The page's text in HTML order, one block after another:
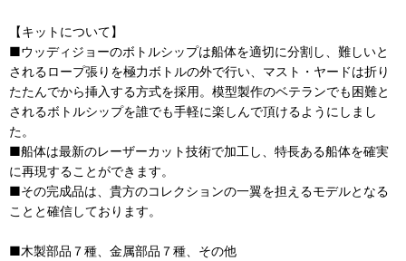
【キットについて】
■ウッディジョーのボトルシップは船体を適切に分割し、難しいと
されるロープ張りを極力ボトルの外で行い、マスト・ヤードは折り
たたんでから挿入する方式を採用。模型製作のベテランでも困難と
されるボトルシップを誰でも手軽に楽しんで頂けるようにしまし
た。
■船体は最新のレーザーカット技術で加工し、特長ある船体を確実
に再現することができます。
■その完成品は、貴方のコレクションの一翼を担えるモデルとなる
ことと確信しております。
■木製部品７種、金属部品７種、その他